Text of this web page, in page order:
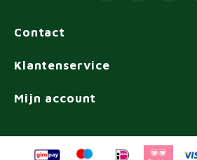
Contact
Klantenservice
Mijn account